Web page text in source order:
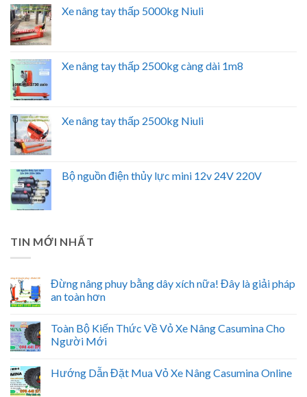
Xe nâng tay thấp 5000kg Niuli
Xe nâng tay thấp 2500kg càng dài 1m8
Xe nâng tay thấp 2500kg Niuli
Bộ nguồn điện thủy lực mini 12v 24V 220V
TIN MỚI NHẤT
Đừng nâng phuy bằng dây xích nữa! Đây là giải pháp
an toàn hơn
Toàn Bộ Kiến Thức Về Vỏ Xe Nâng Casumina Cho
Người Mới
Hướng Dẫn Đặt Mua Vỏ Xe Nâng Casumina Online